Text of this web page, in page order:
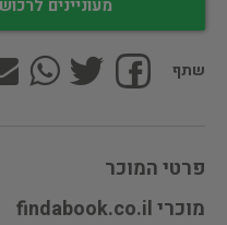
מעוניינים
שתף
פרטי המוכר
מוכרי findabook.co.il